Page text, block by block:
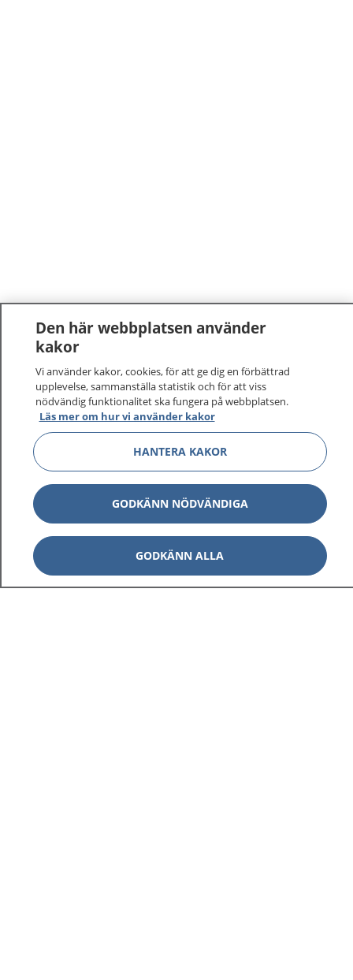
Den här webbplatsen använder
kakor
Vi använder kakor, cookies, för att ge dig en förbättrad
upplevelse, sammanställa statistik och för att viss
nödvändig funktionalitet ska fungera på webbplatsen.
Läs mer om hur vi använder kakor
HANTERA KAKOR
GODKÄNN NÖDVÄNDIGA
GODKÄNN ALLA